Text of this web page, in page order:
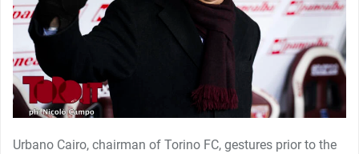
Urbano Cairo, chairman of Torino FC, gestures prior to the